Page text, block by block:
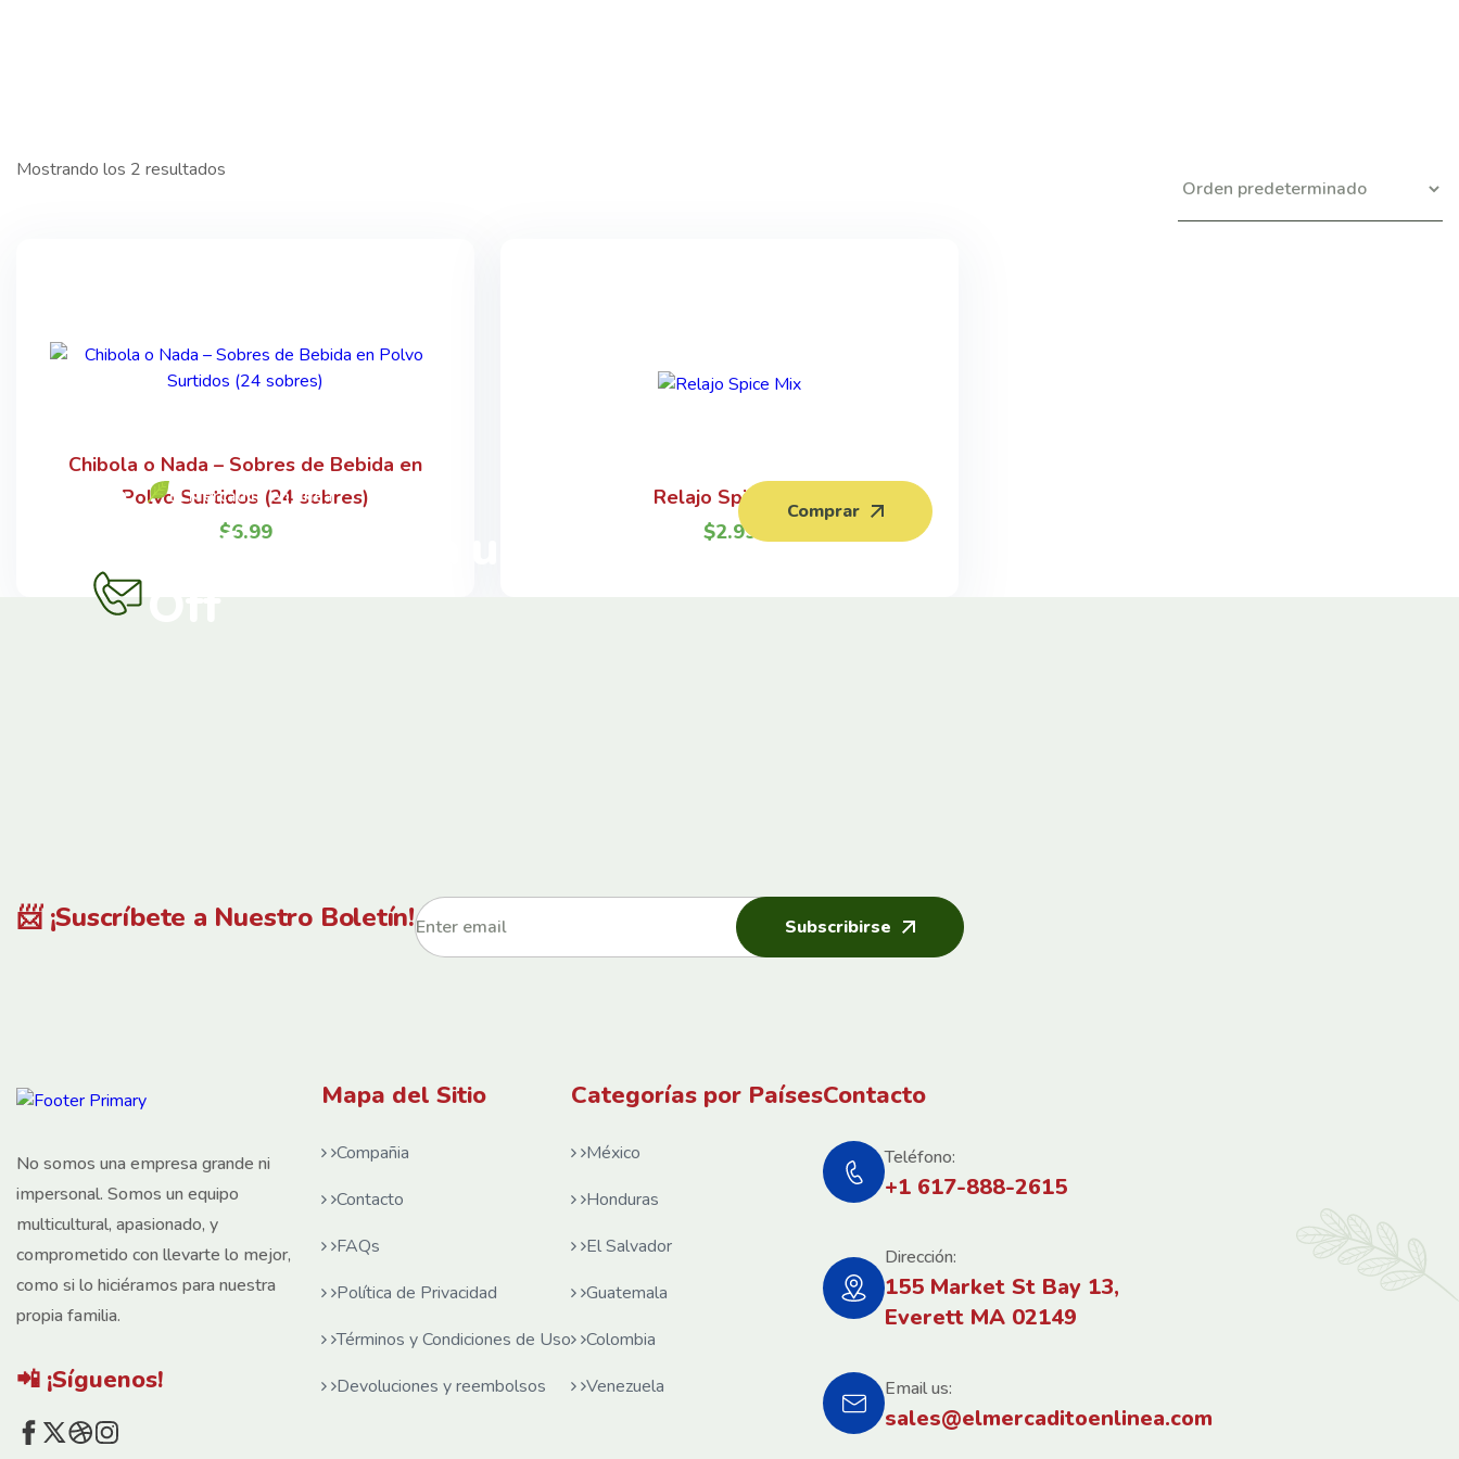
Mostrando los 2 resultados
Chibola o Nada – Sobres de Bebida en
Polvo Surtidos (24 sobres)
$6.99
Relajo Spice Mix
$2.99
El Mercadito en línea
Disfruta hasta un 20%
Comprar
📨 ¡Suscríbete a Nuestro Boletín! Subscribirse
No somos una empresa grande ni
impersonal. Somos un equipo
multicultural, apasionado, y
comprometido con llevarte lo mejor,
como si lo hiciéramos para nuestra
propia familia.
📲 ¡Síguenos!
Mapa del Sitio
Compañia
Contacto
FAQs
Política de Privacidad
Términos y Condiciones de Uso
Devoluciones y reembolsos
Categorías por Países
México
Honduras
El Salvador
Guatemala
Colombia
Venezuela
Contacto
+1 617-888-2615
Teléfono:
155 Market St Bay 13,
Everett MA 02149
Dirección:
sales@elmercaditoenlinea.com
Email us: